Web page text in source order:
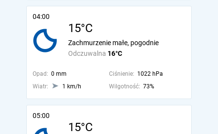
04:00
15°C
Odczuwalna 16°C
Zachmurzenie małe, pogodnie
Opad: 0 mm Ciśnienie: 1022 hPa
Wiatr:
1 km/h Wilgotność: 73%
05:00
15°C